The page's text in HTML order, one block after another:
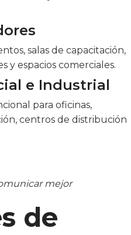
salas de capacitación,
y espacios comerciales.
e Industrial
para oficinas,
centros de distribución
mejor
de